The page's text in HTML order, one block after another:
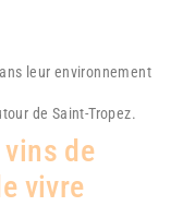
leur environnement
de Saint-Tropez.
de
vivre